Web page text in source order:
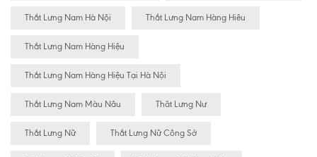
Thắt Lưng Nam Hà Nội Thắt Lưng Nam Hàng Hiêu
Thắt Lưng Nam Hàng Hiệu
Thắt Lưng Nam Hàng Hiệu Tại Hà Nội
Thắt Lưng Nam Màu Nâu Thăt Lưng Nư
Thắt Lưng Nữ Thắt Lưng Nữ Công Sở